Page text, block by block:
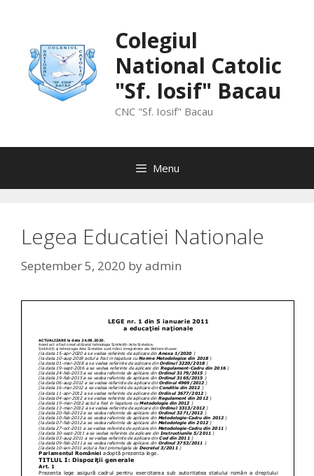
content
Colegiul
National Catolic
"Sf. Iosif" Bacau
CNC "Sf. Iosif" Bacau
Menu
Legea Educatiei Nationale
September 5, 2020 byadmin